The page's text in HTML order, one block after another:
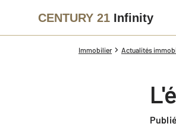
CENTURY 21 Infinity
Immobilier Actualités